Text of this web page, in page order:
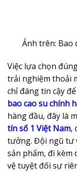
Ảnh trên: Bao
Việc lựa chọn
trải nghiệm thoải
chỉ đáng tin cậy
bao cao su chính
hàng đầu, đây là
tín số 1 Việt Nam,
tưởng. Đội ngũ tư
sản phẩm, đi kèm
vệ tuyệt đối sự